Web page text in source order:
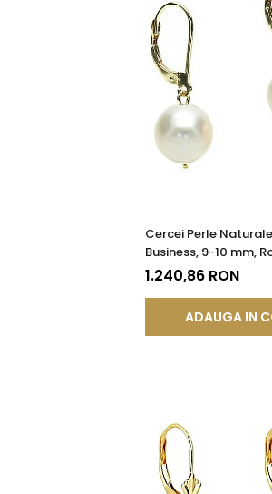
Cercei Perle
Business, 9-10 mm,
AAA, Aur 14K (aur 585)
1.240,86 RON
ADAUGA IN